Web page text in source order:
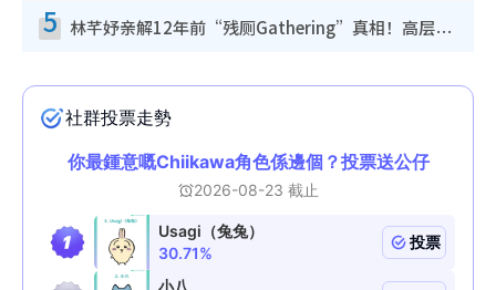
5 林芊妤亲解12年前“残厕Gathering”真相！高层解约一句话重创尊严，至今拒返TVB